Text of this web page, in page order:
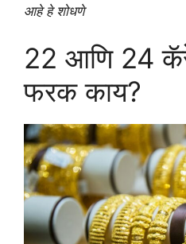
आहे हे शोधणे
22 आणि 24
फरक काय?